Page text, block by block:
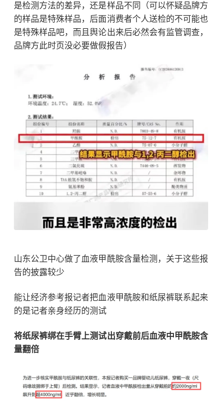
是检测方法的差异，还是样品不同（可以怀疑品牌方
的样品是特殊样品，后面消费者个人送检的不可能也
是特殊样品吧，而且舆论出来后必然会有监管调查，
品牌方此时页没必要做假报告）
山东公卫中心做了血液甲酰胺含量检测，关于这些报
告的披露较少
能让经济参考报记者把血液甲酰胺和纸尿裤联系起来
的是记者亲身经历的测试
将纸尿裤绑在手臂上测试出穿戴前后血液中甲酰胺含
量翻倍